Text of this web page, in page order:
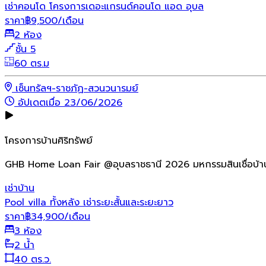
เช่าคอนโด โครงการเดอะแกรนด์คอนโด แอด อุบล
ราคา฿9,500/เดือน
2 ห้อง
ชั้น 5
60 ตร.ม
เซ็นทรัลฯ-ราชภัฏ-สวนวนารมย์
อัปเดตเมื่อ 23/06/2026
โครงการบ้านศิริทรัพย์
GHB Home Loan Fair @อุบลราชธานี 2026 มหกรรมสินเชื่อบ้
เช่าบ้าน
Pool villa ทั้งหลัง เช่าระยะสั้นและระยะยาว
ราคา฿34,900/เดือน
3 ห้อง
2 น้ำ
40 ตร.ว.